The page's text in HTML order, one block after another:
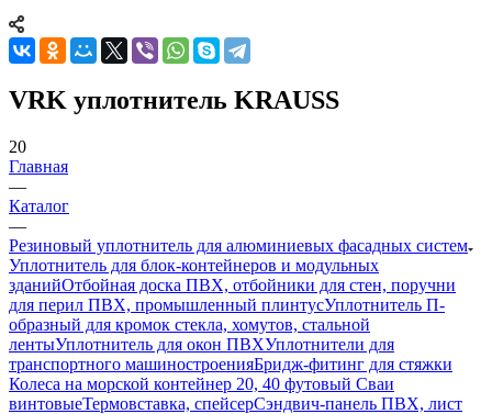
VRK уплотнитель KRAUSS
20
Главная
—
Каталог
—
Резиновый уплотнитель для алюминиевых фасадных систем
Уплотнитель для блок-контейнеров и модульных
зданийОтбойная доска ПВХ, отбойники для стен, поручни
для перил ПВХ, промышленный плинтусУплотнитель П-
образный для кромок стекла, хомутов, стальной
лентыУплотнитель для окон ПВХУплотнители для
транспортного машиностроенияБридж-фитинг для стяжки
Колеса на морской контейнер 20, 40 футовый Сваи
винтовыеТермовставка, спейсерСэндвич-панель ПВХ, лист